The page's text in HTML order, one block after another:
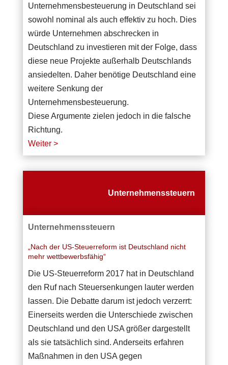
Unternehmensbesteuerung in Deutschland sei
sowohl nominal als auch effektiv zu hoch. Dies
würde Unternehmen abschrecken in
Deutschland zu investieren mit der Folge, dass
diese neue Projekte außerhalb Deutschlands
ansiedelten. Daher benötige Deutschland eine
weitere Senkung der
Unternehmensbesteuerung.
Diese Argumente zielen jedoch in die falsche
Richtung.
Weiter >
Unternehmenssteuern
Unternehmenssteuern
„Nach der US-Steuerreform ist Deutschland nicht
mehr wettbewerbsfähig“
Die US-Steuerreform 2017 hat in Deutschland
den Ruf nach Steuersenkungen lauter werden
lassen. Die Debatte darum ist jedoch verzerrt:
Einerseits werden die Unterschiede zwischen
Deutschland und den USA größer dargestellt
als sie tatsächlich sind. Anderseits erfahren
Maßnahmen in den USA gegen